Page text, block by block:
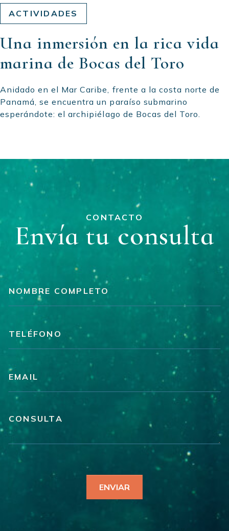
ACTIVIDADES
Una inmersión en la rica vida
marina de Bocas del Toro
Anidado en el Mar Caribe, frente a la costa norte de
Panamá, se encuentra un paraíso submarino
esperándote: el archipiélago de Bocas del Toro.
CONTACTO
Envía tu consulta